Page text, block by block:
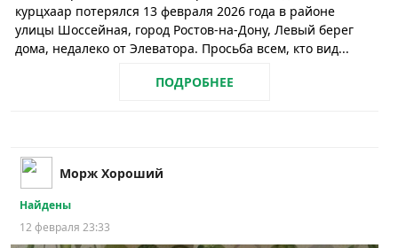
курцхаар потерялся 13 февраля 2026 года в районе
улицы Шоссейная, город Ростов-на-Дону, Левый берег
дома, недалеко от Элеватора. Просьба всем, кто вид...
ПОДРОБНЕЕ
Морж Хороший
Найдены
12 февраля 23:33